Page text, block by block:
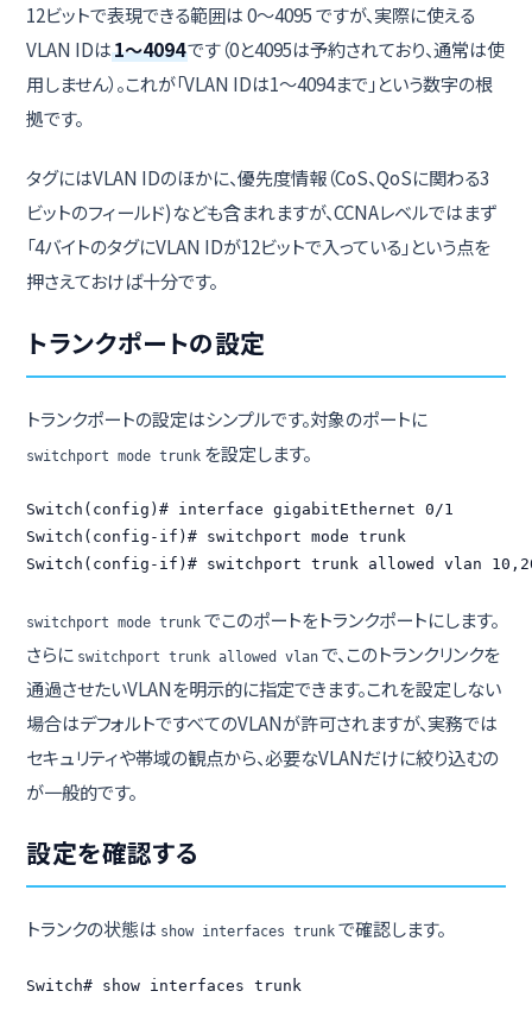
12ビットで表現できる範囲は 0〜4095 ですが、実際に使える
VLAN IDは1〜4094です（0と4095は予約されており、通常は使
用しません）。これが「VLAN IDは1〜4094まで」という数字の根
拠です。
タグにはVLAN IDのほかに、優先度情報（CoS、QoSに関わる3
ビットのフィールド)なども含まれますが、CCNAレベルではまず
「4バイトのタグにVLAN IDが12ビットで入っている」という点を
押さえておけば十分です。
トランクポートの設定
トランクポートの設定はシンプルです。対象のポートに
switchport mode trunk を設定します。
Switch(config)# interface gigabitEthernet 0/1
Switch(config-if)# switchport mode trunk
Switch(config-if)# switchport trunk allowed vlan
switchport mode trunk でこのポートをトランクポートにします。
さらに switchport trunk allowed vlan で、このトランクリンクを
通過させたいVLANを明示的に指定できます。これを設定しない
場合はデフォルトですべてのVLANが許可されますが、実務では
セキュリティや帯域の観点から、必要なVLANだけに絞り込むの
が一般的です。
設定を確認する
トランクの状態は show interfaces trunk で確認します。
Switch# show interfaces trunk